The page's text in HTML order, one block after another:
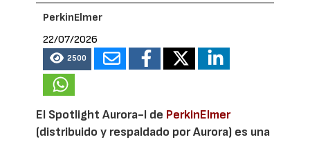
PerkinElmer
22/07/2026
2500
El Spotlight Aurora-I de PerkinElmer
(distribuido y respaldado por Aurora) es una